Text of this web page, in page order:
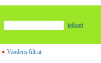
ieškoti
Vandens filtrai